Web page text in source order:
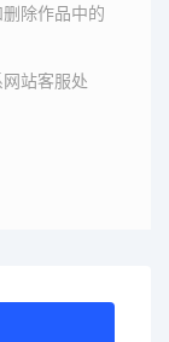
除作品中的
站客服处